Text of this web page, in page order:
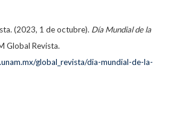
(2023, 1 de octubre). Día Mundial de la
Global Revista.
global_revista/dia-mundial-de-la-